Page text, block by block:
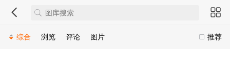
推荐
综合 浏览 评论 图片